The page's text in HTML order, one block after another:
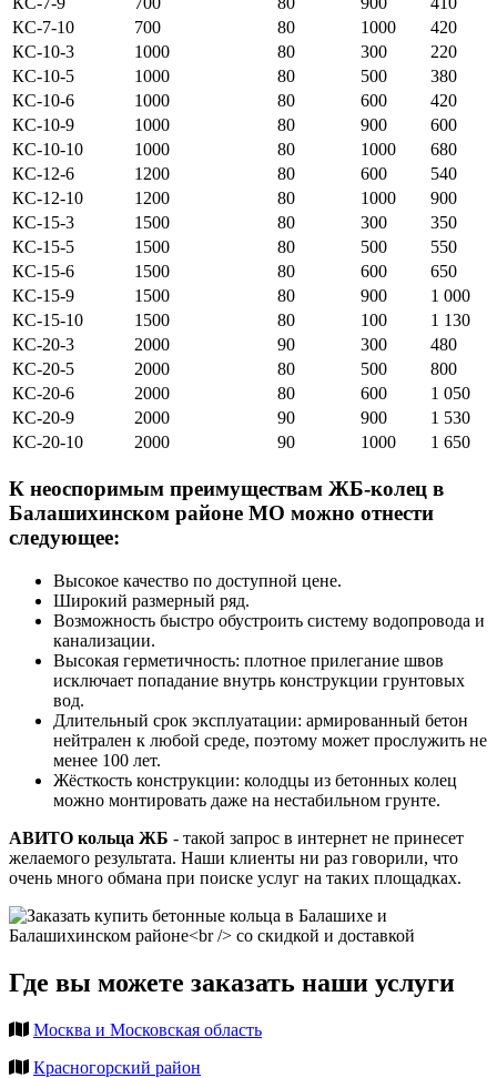
КС-7-10
700 80 1000
420
КС-10-3
1000 80 300
220
КС-10-5
1000 80 500
380
КС-10-6
1000 80 600
420
КС-10-9
1000 80 900
600
КС-10-10
1000 80 1000
680
КС-12-6
1200 80 600
540
КС-12-10
1200 80 1000
900
КС-15-3
1500 80 300
350
КС-15-5
1500 80 500
550
КС-15-6
1500 80 600
650
КС-15-9
1500 80 900
1 000
КС-15-10
1500 80 100
1 130
КС-20-3
2000 90 300
480
КС-20-5
2000 80 500
800
КС-20-6
2000 80 600
1 050
КС-20-9
2000 90 900
1 530
КС-20-10
2000 90 1000 1 650
К неоспоримым преимуществам ЖБ-колец в
Балашихинском районе МО можно отнести
следующее:
Высокое качество по доступной цене.
Широкий размерный ряд.
Возможность быстро обустроить систему водопровода и
канализации.
Высокая герметичность: плотное прилегание швов
исключает попадание внутрь конструкции грунтовых
вод.
Длительный срок эксплуатации: армированный бетон
нейтрален к любой среде, поэтому может прослужить не
менее 100 лет.
Жёсткость конструкции: колодцы из бетонных колец
можно монтировать даже на нестабильном грунте.
АВИТО кольца ЖБ - такой запрос в интернет не принесет
желаемого результата. Наши клиенты ни раз говорили, что
очень много обмана при поиске услуг на таких площадках.
Где вы можете заказать наши услуги
Москва и Московская область
Красногорский район